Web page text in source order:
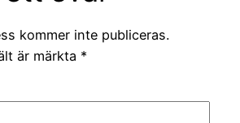
kommer inte publiceras.
är märkta *